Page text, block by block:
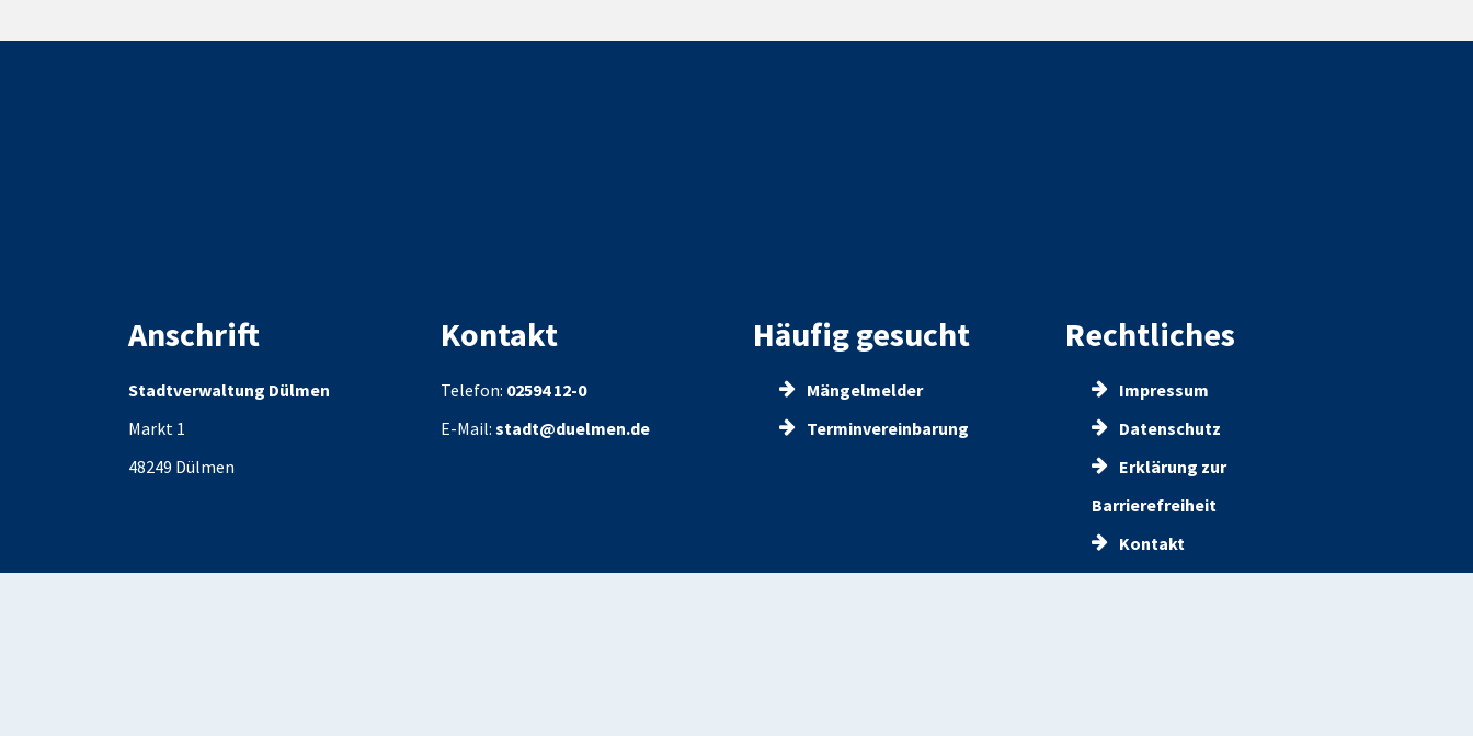
Anschrift
Stadtverwaltung Dülmen
Markt 1
48249 Dülmen
Kontakt
Telefon: 02594 12-0
E-Mail: stadt@duelmen.de
Häufig gesucht
Mängelmelder
Terminvereinbarung
Rechtliches
Impressum
Datenschutz
Erklärung zur
Barrierefreiheit
Kontakt